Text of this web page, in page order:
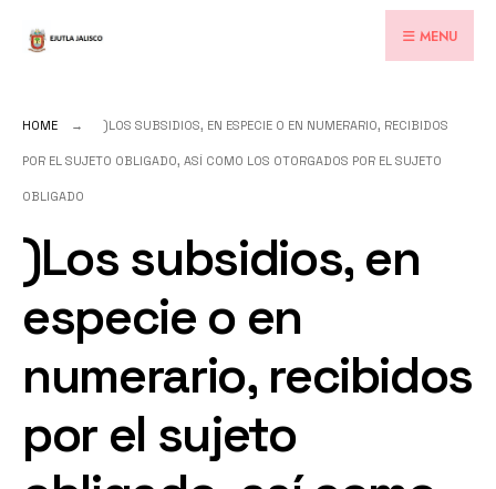
MENU
HOME )LOS SUBSIDIOS, EN ESPECIE O EN NUMERARIO, RECIBIDOS
POR EL SUJETO OBLIGADO, ASÍ COMO LOS OTORGADOS POR EL SUJETO
OBLIGADO
)Los subsidios, en
especie o en
numerario, recibidos
por el sujeto